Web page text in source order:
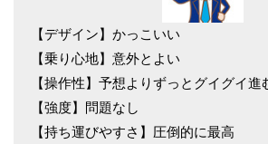
【デザイン】かっこいい
【乗り心地】意外とよい
【操作性】予想よりずっとグイグイ進
【強度】問題なし
【持ち運びやすさ】圧倒的に最高